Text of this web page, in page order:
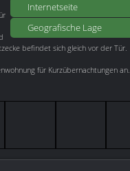
Internetseite
Geografische Lage
befindet sich gleich vor der Tür.
für Kurzübernachtungen an.